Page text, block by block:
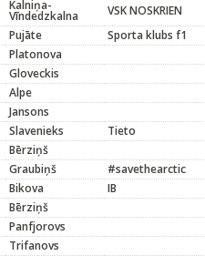
Kalniņa-
Vīndedzkalna
VSK NOSKRIEN
Pujāte
Sporta klubs f1
Platonova
Gloveckis
Alpe
Jansons
Slavenieks
Tieto
Bērziņš
Graubiņš
#savethearctic
Bikova
IB
Bērziņš
Panfjorovs
Trifanovs